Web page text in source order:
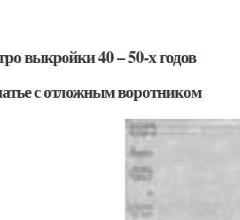
выкройки 40 – 50-х годов
с отложным воротником